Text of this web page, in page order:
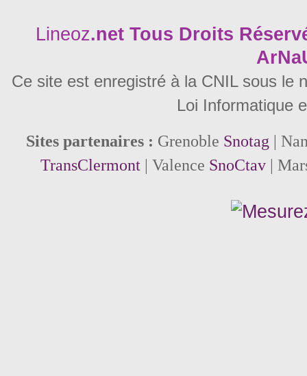
Lineoz.net Tous Droits
Ce site est enregistré à la CNIL sous le
Loi Informatique
Sites partenaires : Grenoble Snotag |
TransClermont| Valence SnoCtav|